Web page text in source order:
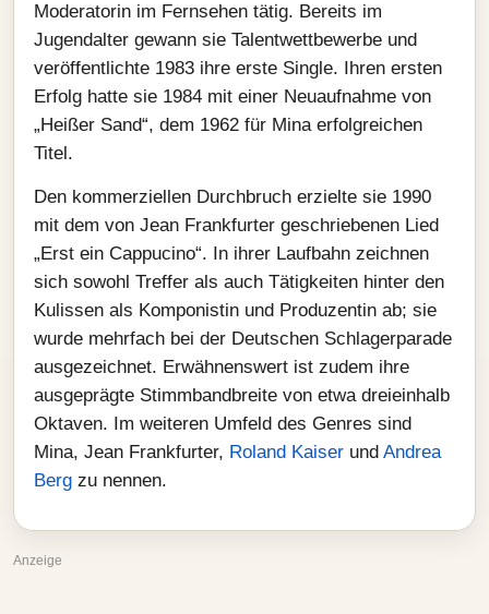
Moderatorin im Fernsehen tätig. Bereits im
Jugendalter gewann sie Talentwettbewerbe und
veröffentlichte 1983 ihre erste Single. Ihren ersten
Erfolg hatte sie 1984 mit einer Neuaufnahme von
„Heißer Sand“, dem 1962 für Mina erfolgreichen
Titel.
Den kommerziellen Durchbruch erzielte sie 1990
mit dem von Jean Frankfurter geschriebenen Lied
„Erst ein Cappucino“. In ihrer Laufbahn zeichnen
sich sowohl Treffer als auch Tätigkeiten hinter den
Kulissen als Komponistin und Produzentin ab; sie
wurde mehrfach bei der Deutschen Schlagerparade
ausgezeichnet. Erwähnenswert ist zudem ihre
ausgeprägte Stimmbandbreite von etwa dreieinhalb
Oktaven. Im weiteren Umfeld des Genres sind
Mina, Jean Frankfurter, Roland Kaiser und Andrea
Berg zu nennen.
Anzeige